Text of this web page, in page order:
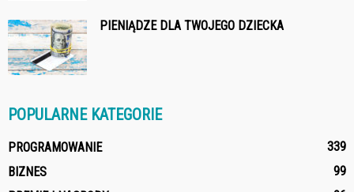
PIENIĄDZE DLA TWOJEGO DZIECKA
POPULARNE KATEGORIE
PROGRAMOWANIE
339
BIZNES
99